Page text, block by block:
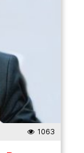
1063